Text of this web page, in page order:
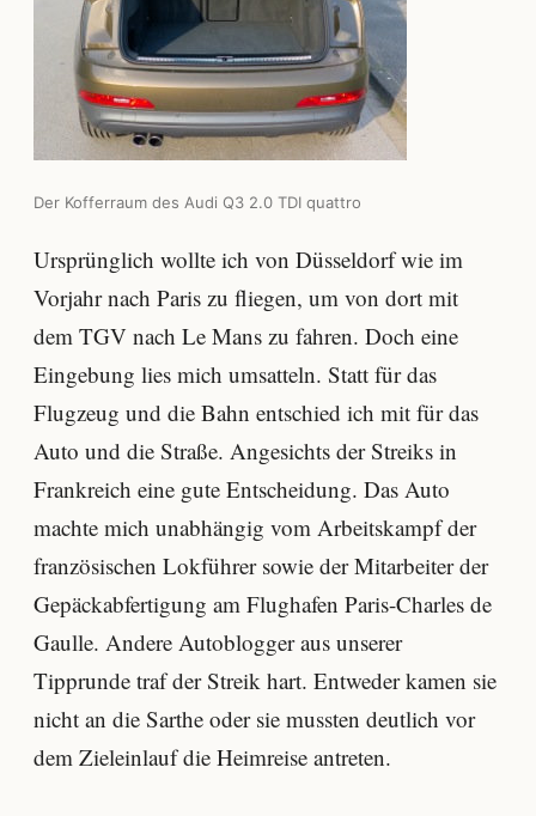
Der Kofferraum des Audi Q3 2.0 TDI quattro
Ursprünglich wollte ich von Düsseldorf wie im
Vorjahr nach Paris zu fliegen, um von dort mit
dem TGV nach Le Mans zu fahren. Doch eine
Eingebung lies mich umsatteln. Statt für das
Flugzeug und die Bahn entschied ich mit für das
Auto und die Straße. Angesichts der Streiks in
Frankreich eine gute Entscheidung. Das Auto
machte mich unabhängig vom Arbeitskampf der
französischen Lokführer sowie der Mitarbeiter der
Gepäckabfertigung am Flughafen Paris-Charles de
Gaulle. Andere Autoblogger aus unserer
Tipprunde traf der Streik hart. Entweder kamen sie
nicht an die Sarthe oder sie mussten deutlich vor
dem Zieleinlauf die Heimreise antreten.